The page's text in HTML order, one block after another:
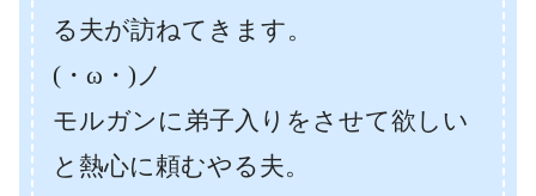
る夫が訪ねてきます。
(・ω・)ノ
モルガンに弟子入りをさせて欲しい
と熱心に頼むやる夫。